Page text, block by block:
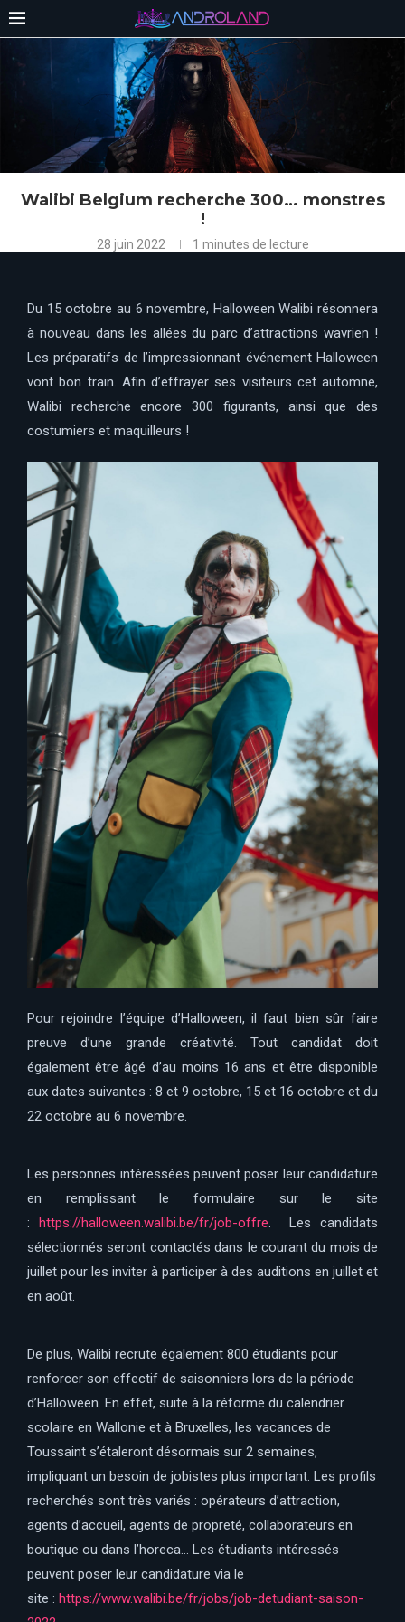
Walibi Belgium recherche 300… monstres
!
28 juin 2022 1 minutes de lecture
Du 15 octobre au 6 novembre, Halloween Walibi résonnera
à nouveau dans les allées du parc d’attractions wavrien !
Les préparatifs de l’impressionnant événement Halloween
vont bon train. Afin d’effrayer ses visiteurs cet automne,
Walibi recherche encore 300 figurants, ainsi que des
costumiers et maquilleurs !
Pour rejoindre l’équipe d’Halloween, il faut bien sûr faire
preuve d’une grande créativité. Tout candidat doit
également être âgé d’au moins 16 ans et être disponible
aux dates suivantes : 8 et 9 octobre, 15 et 16 octobre et du
22 octobre au 6 novembre.
Les personnes intéressées peuvent poser leur candidature
en remplissant le formulaire sur le site
: https://halloween.walibi.be/fr/job-offre. ​ Les candidats
sélectionnés seront contactés dans le courant du mois de
juillet pour les inviter à participer à des auditions en juillet et
en août.
De plus, Walibi recrute également 800 étudiants pour
renforcer son effectif de saisonniers lors de la période
d’Halloween. En effet, suite à la réforme du calendrier
scolaire en Wallonie et à Bruxelles, les vacances de
Toussaint s’étaleront désormais sur 2 semaines,
impliquant un besoin de jobistes plus important. Les profils
recherchés sont très variés : opérateurs d’attraction,
agents d’accueil, agents de propreté, collaborateurs en
boutique ou dans l’horeca… Les étudiants intéressés
peuvent poser leur candidature via le
site : https://www.walibi.be/fr/jobs/job-detudiant-saison-